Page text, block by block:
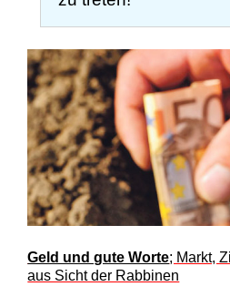
Geld und gute Worte; Markt,
aus Sicht der Rabbinen